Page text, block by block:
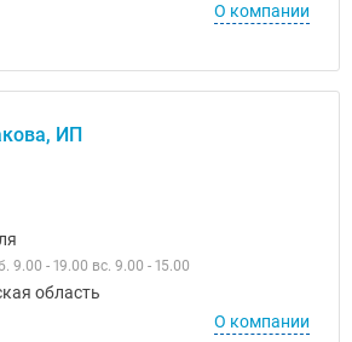
О компании
ИП
9.00 - 19.00 вс. 9.00 - 15.00
область
О компании